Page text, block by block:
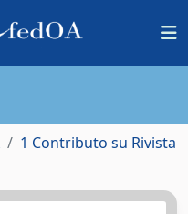
1 Contributo su Rivista